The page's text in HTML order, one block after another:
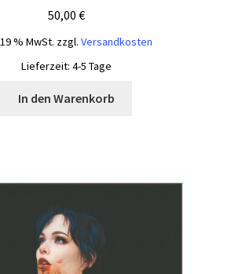
50,00 €
% MwSt. zzgl. Versandkosten
Lieferzeit: 4-5 Tage
In den Warenkorb